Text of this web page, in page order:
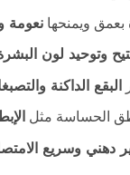
ويمنحها نعومة
وتوحيد لون
البقع الداكنة
الحساسة مثل
دهني وسريع